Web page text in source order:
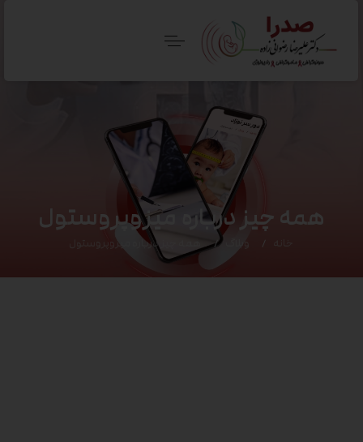
همه چیز درباره میزوپروستول
وبلاگ همه چیز درباره میزوپروستول